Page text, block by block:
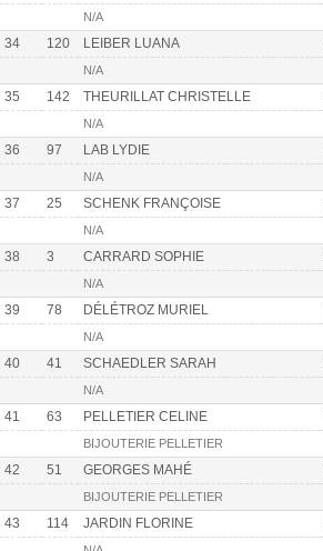
N/A
34 120 LEIBER LUANA
N/A
35 142 THEURILLAT CHRISTELLE
N/A
36 97 LAB LYDIE
N/A
37 25 SCHENK FRANÇOISE
N/A
38 3 CARRARD SOPHIE
N/A
39 78 DÉLÉTROZ MURIEL
N/A
40 41 SCHAEDLER SARAH
N/A
41 63 PELLETIER CELINE
BIJOUTERIE PELLETIER
42 51 GEORGES MAHÉ
BIJOUTERIE PELLETIER
43 114 JARDIN FLORINE